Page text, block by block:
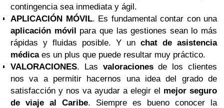
contingencia sea inmediata y ágil.
APLICACIÓN MÓVIL. Es fundamental contar con una
aplicación móvil para que las gestiones sean lo más
rápidas y fluidas posible. Y un chat de asistencia
médicaes un plus que puede resultar muy práctico.
VALORACIONES. Las valoracionesde los clientes
nos va a permitir hacernos una idea del grado de
satisfacción y nos va ayudar a elegir el mejor seguro
de viaje al Caribe. Siempre es bueno conocer la